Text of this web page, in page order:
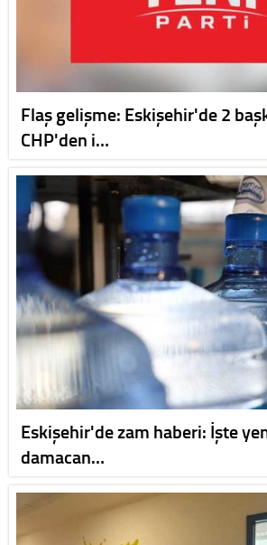
Flaş gelişme: Eskişehir'de 2
CHP'den i…
Eskişehir'de zam haberi: İşte
damacan…